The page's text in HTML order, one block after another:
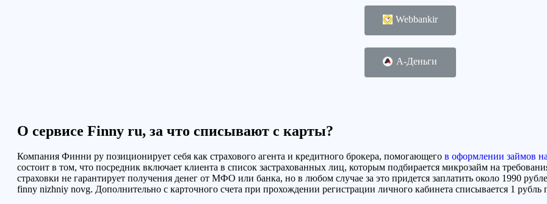
Webbankir
А-Деньги
О сервисе Finny ru, за что списывают с карты?
Компания Финни ру позиционирует себя как страхового агента и кредитного брокера, помогающего в оформлении займов
состоит в том, что посредник включает клиента в список застрахованных лиц, которым подбирается микрозайм на
страховки не гарантирует получения денег от МФО или банка, но в любом случае за это придется заплатить около 1990
finny nizhniy novg. Дополнительно с карточного счета при прохождении регистрации личного кабинета списывается 1